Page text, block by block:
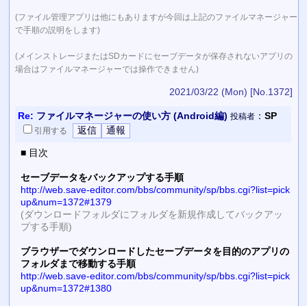
(ファイル管理アプリは他にもありますが今回は上記のファイルマネージャー
で手順の説明をします)
(メインストレージまたはSDカードにセーブデータが保存されないアプリの
場合はファイルマネージャーでは操作できません)
2021/03/22 (Mon) [No.1372]
Re: ファイルマネージャーの使い方 (Android編) 投稿者： SP
引用する
■ 目次
セーブデータをバックアップする手順
http://web.save-editor.com/bbs/community/sp/bbs.cgi?list=pick
up&num=1372#1379
(ダウンロードフォルダにフォルダを新規作成してバックアッ
プする手順)
ブラウザーでダウンロードしたセーブデータを目的のアプリの
フォルダまで移動する手順
http://web.save-editor.com/bbs/community/sp/bbs.cgi?list=pick
up&num=1372#1380